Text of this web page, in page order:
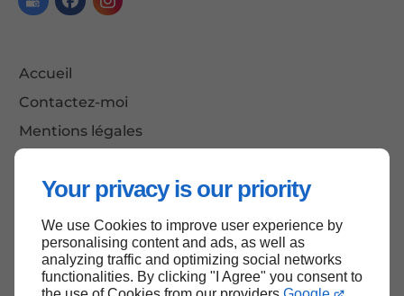
Your privacy is our priority
We use Cookies to improve user experience by
personalising content and ads, as well as
analyzing traffic and optimizing social networks
functionalities. By clicking "I Agree" you consent to
Accueil
Contactez-moi
Mentions légales
Haut de page